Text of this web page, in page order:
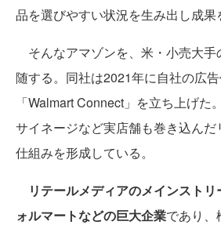
品を選びやすい状況を生み出し成果
そんなアマゾンを、米・小売大手
随する。同社は2021年に自社の広
「Walmart Connect」を立ち上げた
サイネージなど実店舗も巻き込ん
仕組みを形成している。
リテールメディアのメインスト
ォルマートなどの巨大企業であり、